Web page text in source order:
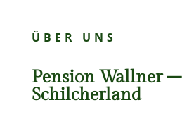
ÜBER UNS
Pension Wallner –
Schilcherland